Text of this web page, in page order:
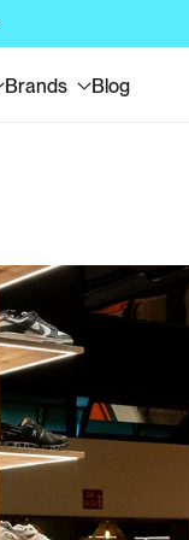
Brands Blog